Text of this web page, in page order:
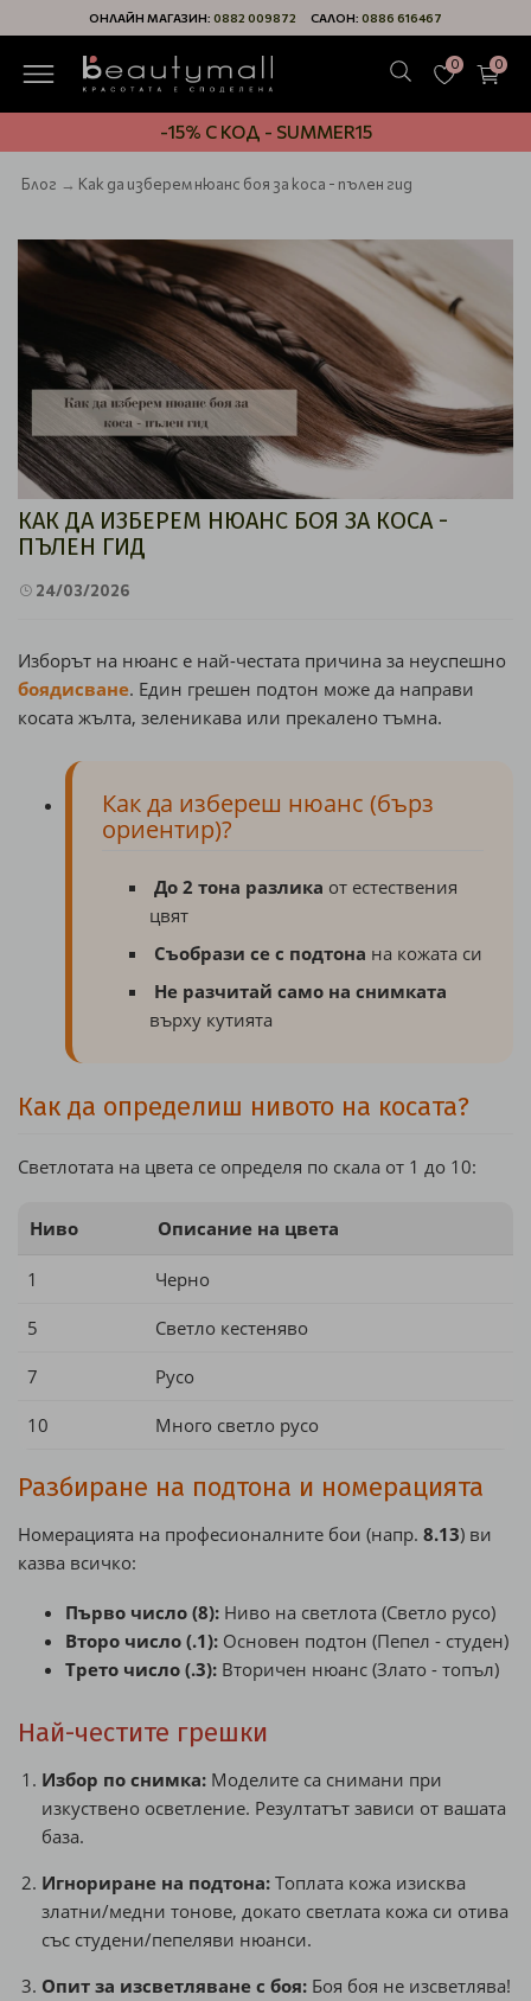
ОНЛАЙН МАГАЗИН: 0882 009872 САЛОН: 0886 616467
0 0
-15% С КОД - SUMMER15
Блог Как да изберем нюанс боя за коса - пълен гид
КАК ДА ИЗБЕРЕМ НЮАНС БОЯ ЗА КОСА -
ПЪЛЕН ГИД
24/03/2026
Изборът на нюанс е най-честата причина за неуспешно
боядисване. Един грешен подтон може да направи
косата жълта, зеленикава или прекалено тъмна.
Как да избереш нюанс (бърз
ориентир)?
До 2 тона разлика от естествения
цвят
Съобрази се с подтона на кожата си
Не разчитай само на снимката
върху кутията
Как да определиш нивото на косата?
Светлотата на цвета се определя по скала от 1 до 10:
Ниво Описание на цвета
1 Черно
5 Светло кестеняво
7 Русо
10 Много светло русо
Разбиране на подтона и номерацията
Номерацията на професионалните бои (напр. 8.13) ви
казва всичко:
Първо число (8): Ниво на светлота (Светло русо)
Второ число (.1): Основен подтон (Пепел - студен)
Трето число (.3): Вторичен нюанс (Злато - топъл)
Най-честите грешки
Избор по снимка: Моделите са снимани при
изкуствено осветление. Резултатът зависи от вашата
база.
Игнориране на подтона: Топлата кожа изисква
златни/медни тонове, докато светлата кожа си отива
със студени/пепеляви нюанси.
Опит за изсветляване с боя: Боя боя не изсветлява!